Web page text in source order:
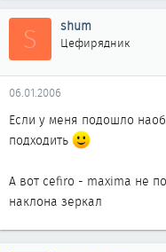
S shum
Цефирядник
06.01.2006
Если у меня подошло
подходить
А вот cefiro - maxima не
наклона зеркал